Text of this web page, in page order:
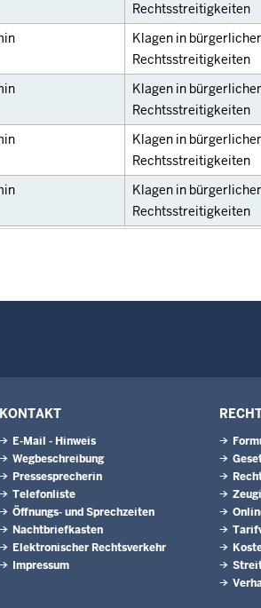
Rechtsstreitigkeiten
Klagen in
Rechtsstreitigkeiten
Klagen in
Rechtsstreitigkeiten
Klagen in
Rechtsstreitigkeiten
Klagen in
Rechtsstreitigkeiten
KONTAKT
E-Mail - Hinweis
Wegbeschreibung
Pressesprecherin
Telefonliste
Öffnungs- und Sprechzeiten
Nachtbriefkasten
Elektronischer Rechtsverkehr
Impressum